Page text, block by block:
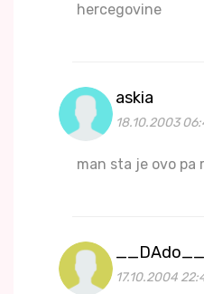
hercegovine
askia
18.10.2003
man sta je ovo pa
__DAdo__
17.10.2004